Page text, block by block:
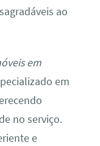
ao
em
em
no serviço.
e